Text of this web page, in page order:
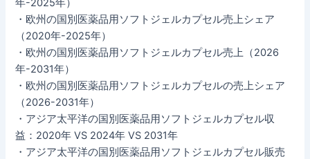
・欧州の国別医薬品用ソフトジェルカプセル売上シェア
（2020年-2025年）
・欧州の国別医薬品用ソフトジェルカプセル売上（2026
年-2031年）
・欧州の国別医薬品用ソフトジェルカプセルの売上シェア
（2026-2031年）
・アジア太平洋の国別医薬品用ソフトジェルカプセル収
益：2020年 VS 2024年 VS 2031年
・アジア太平洋の国別医薬品用ソフトジェルカプセル販売